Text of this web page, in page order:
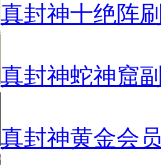
真封神十绝阵
真封神蛇神窟
真封神黄金会